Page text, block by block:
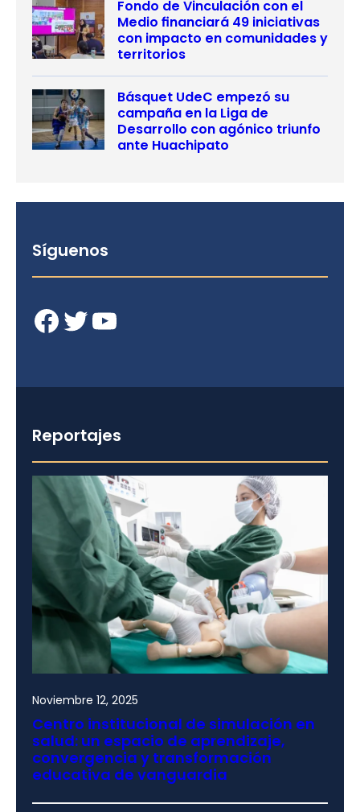
Fondo de Vinculación con el
Medio financiará 49 iniciativas
con impacto en comunidades y
territorios
Básquet UdeC empezó su
campaña en la Liga de
Desarrollo con agónico triunfo
ante Huachipato
Síguenos
Facebook Twitter YouTube
Reportajes
Noviembre 12, 2025
Centro institucional de simulación en
salud: un espacio de aprendizaje,
convergencia y transformación
educativa de vanguardia